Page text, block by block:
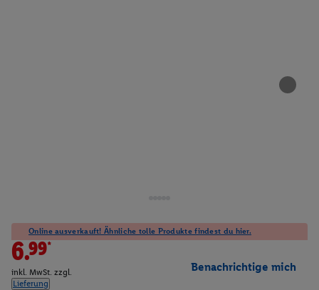
Online ausverkauft! Ähnliche tolle Produkte findest du hier.
6.99*
inkl. MwSt. zzgl.
Lieferung
Benachrichtige mich